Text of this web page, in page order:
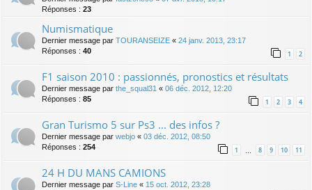
Réponses : 23
Numismatique
Dernier message par TOURANSEIZE « 24 janv. 2013, 23:17
Réponses : 40 1 2
F1 saison 2010 : passionnés, pronostics et résultats
Dernier message par the_squal31 « 06 déc. 2012, 12:20
Réponses : 85 1 2 3 4
Gran Turismo 5 sur Ps3 ... des infos ?
Dernier message par webjo « 03 déc. 2012, 08:50
Réponses : 254 1 … 8 9 10 11
24 H DU MANS CAMIONS
Dernier message par S-Line « 15 oct. 2012, 23:28